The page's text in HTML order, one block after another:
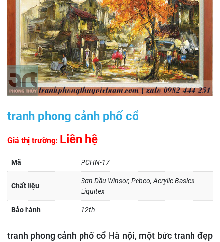
tranh phong cảnh phố cổ
Giá thị trường: Liên hệ
Mã PCHN-17
Chất liệu
Sơn Dầu Winsor, Pebeo, Acrylic Basics
Liquitex
Bảo hành 12th
tranh phong cảnh phố cổ Hà nội, một bức tranh đẹp